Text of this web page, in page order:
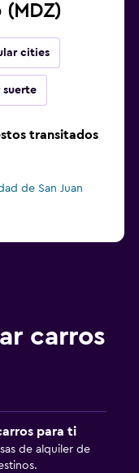
(MDZ)
cities
suerte
transitados
de San Juan
carros
para ti
de alquiler de